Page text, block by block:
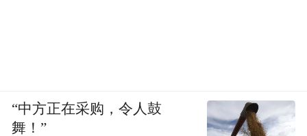
“中方正在采购，令人鼓
舞！”